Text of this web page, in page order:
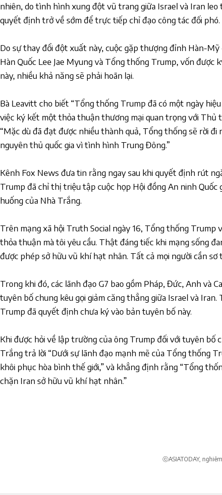
nhiên, do tình hình xung đột vũ trang giữa Israel và Iran leo
quyết định trở về sớm để trực tiếp chỉ đạo công tác đối phó.
Do sự thay đổi đột xuất này, cuộc gặp thượng đỉnh Hàn-
Hàn Quốc Lee Jae Myung và Tổng thống Trump, vốn được
này, nhiều khả năng sẽ phải hoãn lại.
Bà Leavitt cho biết “Tổng thống Trump đã có một ngày
việc ký kết một thỏa thuận thương mại quan trọng với Thủ
“Mặc dù đã đạt được nhiều thành quả, Tổng thống sẽ rời đi
nguyên thủ quốc gia vì tình hình Trung Đông.”
Kênh Fox News đưa tin rằng ngay sau khi quyết định rút
Trump đã chỉ thị triệu tập cuộc họp Hội đồng An ninh Quốc
huống của Nhà Trắng.
Trên mạng xã hội Truth Social ngày 16, Tổng thống Trump
thỏa thuận mà tôi yêu cầu. Thật đáng tiếc khi mạng sống
được phép sở hữu vũ khí hạt nhân. Tất cả mọi người cần sơ
Trong khi đó, các lãnh đạo G7 bao gồm Pháp, Đức, Anh và
tuyên bố chung kêu gọi giảm căng thẳng giữa Israel và
Trump đã quyết định chưa ký vào bản tuyên bố này.
Khi được hỏi về lập trường của ông Trump đối với tuyên bố
Trắng trả lời “Dưới sự lãnh đạo mạnh mẽ của Tổng thống
khôi phục hòa bình thế giới,” và khẳng định rằng “Tổng
chặn Iran sở hữu vũ khí hạt nhân.”
ⓒASIATODAY,